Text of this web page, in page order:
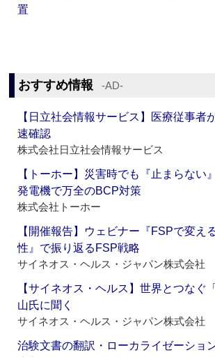
置
おすすめ情報 ‐AD‐
【日立社会情報サービス】医療従事者
速確認
株式会社日立社会情報サービス
【トーホー】災害時でも『止まらな
発電機で万全のBCP対策
株式会社トーホー
【開催報告】ウェビナー『FSPで変え
性』で振り返るFSP戦略
サイネオス・ヘルス・ジャパン株式会社
【サイネオス・ヘルス】世界とつな
山氏に聞く
サイネオス・ヘルス・ジャパン株式会社
治験文書の翻訳・ローカライゼーショ